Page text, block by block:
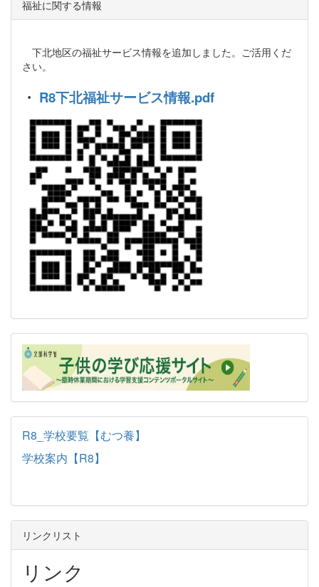
福祉に関する情報
下北地区の福祉サービス情報を追加しました。ご活用くだ
さい。
・ R8下北福祉サービス情報.pdf
R8_学校要覧【むつ養】
学校案内【R8】
リンクリスト
リンク